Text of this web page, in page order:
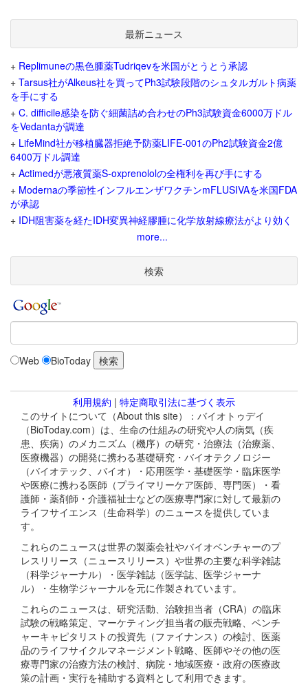
最新ニュース
+ Replimuneの黒色腫薬Tudriqevを米国がとうとう承認
+ Tarsus社がAlkeus社を買ってPh3試験段階のシュタルガルト病薬
を手にする
+ C. difficile感染を防ぐ細菌詰め合わせのPh3試験資金6000万ドル
をVedantaが調達
+ LifeMind社が移植臓器拒絶予防薬LIFE-001のPh2試験資金2億
6400万ドル調達
+ Actimedが悪液質薬S-oxprenololの全権利を再び手にする
+ Modernaの季節性インフルエンザワクチンmFLUSIVAを米国FDA
が承認
+ IDH阻害薬を経たIDH変異神経膠腫に化学放射線療法がより効く
more...
検索
Web BioToday
利用規約 | 特定商取引法に基づく表示
このサイトについて（About this site）：バイオトゥデイ
（BioToday.com）は、生命の仕組みの研究や人の病気（疾
患、疾病）のメカニズム（機序）の研究・治療法（治療薬、
医療機器）の開発に携わる基礎研究・バイオテクノロジー
（バイオテック、バイオ）・応用医学・基礎医学・臨床医学
や医療に携わる医師（プライマリーケア医師、専門医）・看
護師・薬剤師・介護福祉士などの医療専門家に対して最新の
ライフサイエンス（生命科学）のニュースを提供していま
す。
これらのニュースは世界の製薬会社やバイオベンチャーのプ
レスリリース（ニュースリリース）や世界の主要な科学雑誌
（科学ジャーナル）・医学雑誌（医学誌、医学ジャーナ
ル）・生物学ジャーナルを元に作製されています。
これらのニュースは、研究活動、治験担当者（CRA）の臨床
試験の戦略策定、マーケティング担当者の販売戦略、ベンチ
ャーキャピタリストの投資先（ファイナンス）の検討、医薬
品のライフサイクルマネージメント戦略、医師やその他の医
療専門家の治療方法の検討、病院・地域医療・政府の医療政
策の計画・実行を補助する資料として利用できます。